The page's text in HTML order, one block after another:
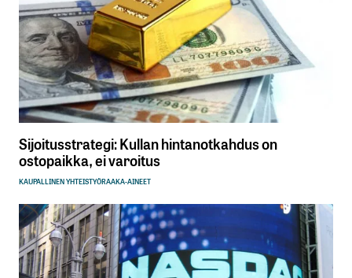
Sijoitusstrategi: Kullan hintanotkahdus on
ostopaikka, ei varoitus
KAUPALLINEN YHTEISTYÖRAAKA-AINEET